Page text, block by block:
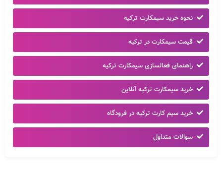
نحوه خرید سیمکارت ترکیه
قیمت سیمکارت در ترکیه
راهنمای فعالسازی سیمکارت ترکیه
خرید سیمکارت ترکیه آنلاین
خرید سیم کارت ترکیه در فرودگاه
سوالات متداول